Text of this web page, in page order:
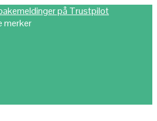
på Trustpilot
merker